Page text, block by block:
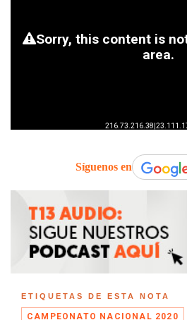
Síguenos en
ETIQUETAS DE ESTA NOTA
CAMPEONATO NACIONAL 2020